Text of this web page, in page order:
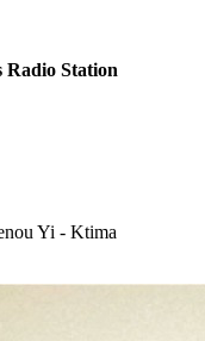
Station
Yi - Ktima